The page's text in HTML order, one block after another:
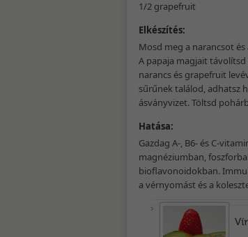
1/2 grapefruit
Elkészítés:
Mosd meg a narancsot
A papaja magjait
narancs és grapefruit
sűrűnek találod, adhatsz
ásványvizet. Töltsd
Hatása:
Gazdag A-, B6- és C-
magnéziumban,
bioflavonoidokban.
a vérnyomást és a